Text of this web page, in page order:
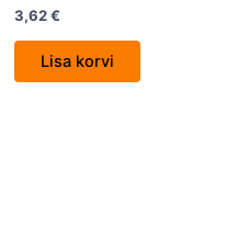
3,62€
Lisa korvi